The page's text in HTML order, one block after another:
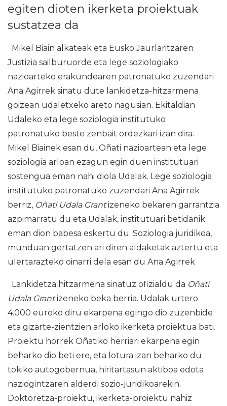
egiten dioten ikerketa proiektuak
sustatzea da
Mikel Biain alkateak eta Eusko Jaurlaritzaren
Justizia sailburuorde eta lege soziologiako
nazioarteko erakundearen patronatuko zuzendari
Ana Agirrek sinatu dute lankidetza-hitzarmena
goizean udaletxeko areto nagusian. Ekitaldian
Udaleko eta lege soziologia institutuko
patronatuko beste zenbait ordezkari izan dira.
Mikel Biainek esan du, Oñati nazioartean eta lege
soziologia arloan ezagun egin duen institutuari
sostengua eman nahi diola Udalak. Lege soziologia
institutuko patronatuko zuzendari Ana Agirrek
berriz, Oñati Udala Grantizeneko bekaren garrantzia
azpimarratu du eta Udalak, institutuari betidanik
eman dion babesa eskertu du. Soziologia juridikoa,
munduan gertatzen ari diren aldaketak aztertu eta
ulertarazteko oinarri dela esan du Ana Agirrek
Lankidetza hitzarmena sinatuz ofizialdu da Oñati
Udala Grantizeneko beka berria. Udalak urtero
4.000 euroko diru ekarpena egingo dio zuzenbide
eta gizarte-zientzien arloko ikerketa proiektua bati.
Proiektu horrek Oñatiko herriari ekarpena egin
beharko dio beti ere, eta lotura izan beharko du
tokiko autogobernua, hiritartasun aktiboa edota
naziogintzaren alderdi sozio-juridikoarekin.
Doktoretza-proiektu, ikerketa-proiektu nahiz